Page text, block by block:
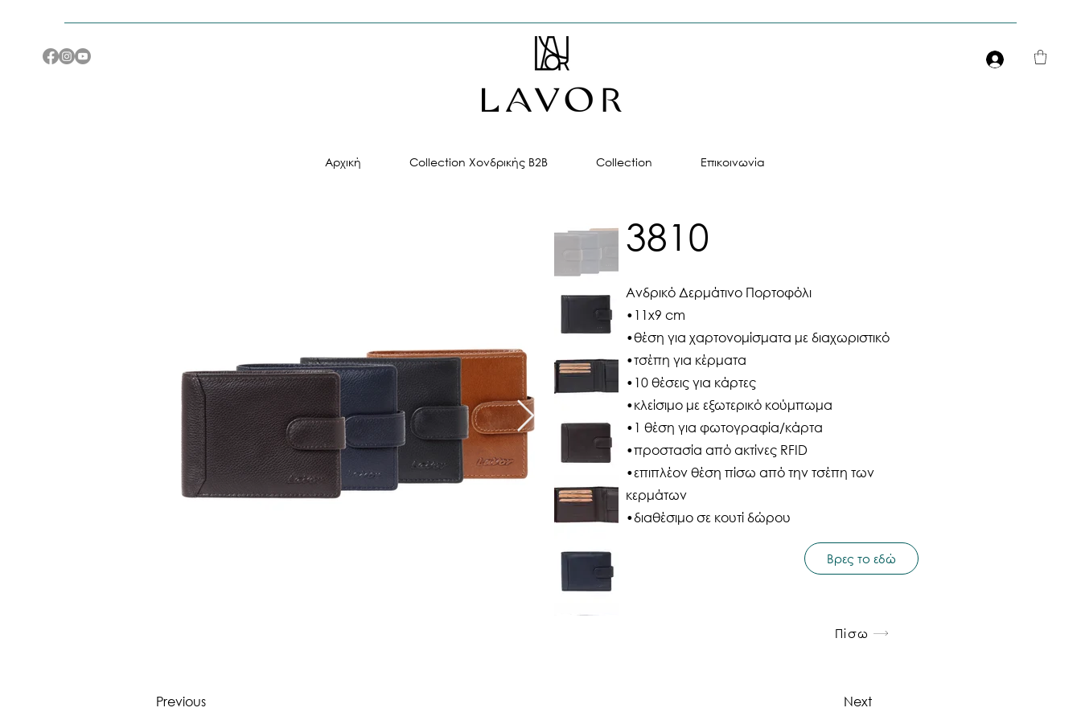
Είσοδος
Αρχική Collection Χονδρικής B2B Collection Επικοινωνία
Previous
3810
Ανδρικό Δερμάτινο Πορτοφόλι
•11x9 cm
•θέση για χαρτονομίσματα με διαχωριστικό
•τσέπη για κέρματα
•10 θέσεις για κάρτες
•κλείσιμο με εξωτερικό κούμπωμα
•1 θέση για φωτογραφία/κάρτα
•προστασία από ακτίνες RFID
•επιπλέον θέση πίσω από την τσέπη των
κερμάτων
•διαθέσιμο σε κουτί δώρου
Βρες το εδώ
Πίσω
Next